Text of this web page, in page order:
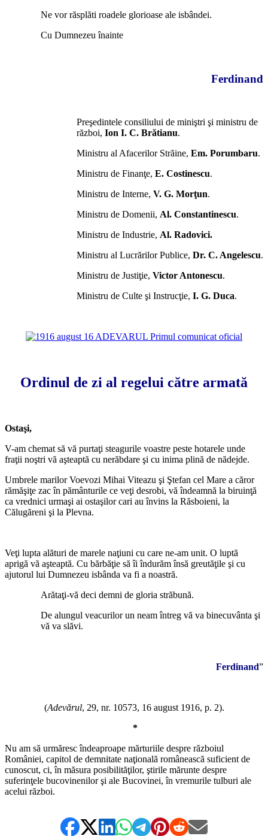
Ne vor răsplăti roadele glorioase ale isbândei.
Cu Dumnezeu înainte
Ferdinand
Preşedintele consiliului de miniştri şi ministru de
război, Ion I. C. Brătianu.
Ministru al Afacerilor Străine, Em. Porumbaru.
Ministru de Finanţe, E. Costinescu.
Ministru de Interne, V. G. Morţun.
Ministru de Domenii, Al. Constantinescu.
Ministru de Industrie, Al. Radovici.
Ministru al Lucrărilor Publice, Dr. C. Angelescu.
Ministru de Justiţie, Victor Antonescu.
Ministru de Culte şi Instrucţie, I. G. Duca.
Ordinul de zi al regelui către armată
Ostaşi,
V-am chemat să vă purtaţi steagurile voastre peste hotarele unde
fraţii noştri vă aşteaptă cu nerăbdare şi cu inima plină de nădejde.
Umbrele marilor Voevozi Mihai Viteazu şi Ştefan cel Mare a căror
rămăşiţe zac în pământurile ce veţi desrobi, vă îndeamnă la biruinţă
ca vrednici urmaşi ai ostaşilor cari au învins la Răsboieni, la
Călugăreni şi la Plevna.
Veţi lupta alături de marele naţiuni cu care ne-am unit. O luptă
aprigă vă aşteaptă. Cu bărbăţie să îi îndurăm însă greutăţile şi cu
ajutorul lui Dumnezeu isbânda va fi a noastră.
Arătaţi-vă deci demni de gloria străbună.
De alungul veacurilor un neam întreg vă va binecuvânta şi
vă va slăvi.
Ferdinand”
(Adevărul, 29, nr. 10573, 16 august 1916, p. 2).
*
Nu am să urmăresc îndeaproape mărturiile despre războiul
României, capitol de demnitate naţională românească suficient de
cunoscut, ci, în măsura posibilităţilor, ştirile mărunte despre
suferinţele bucovinenilor şi ale Bucovinei, în vremurile tulburi ale
acelui război.